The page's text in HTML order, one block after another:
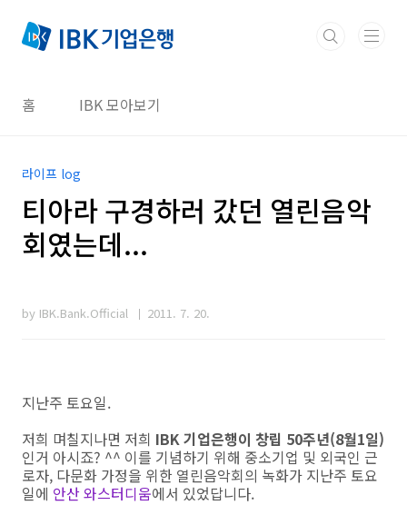
홈 IBK 모아보기
라이프 log
티아라 구경하러 갔던 열린음악
회였는데...
by IBK.Bank.Official 2011. 7. 20.
지난주 토요일.
저희 며칠지나면 저희 IBK 기업은행이 창립 50주년(8월1일)
인거 아시죠? ^^ 이를 기념하기 위해 중소기업 및 외국인 근
로자, 다문화 가정을 위한 열린음악회의 녹화가 지난주 토요
일에 안산 와스터디움에서 있었답니다.